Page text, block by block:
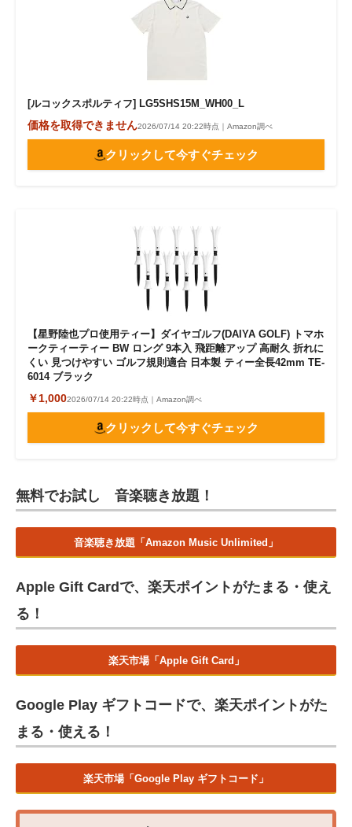
[ルコックスポルティフ] LG5SHS15M_WH00_L
価格を取得できません2026/07/14 20:22時点｜Amazon調べ
クリックして今すぐチェック
【星野陸也プロ使用ティー】ダイヤゴルフ(DAIYA GOLF) トマホ
ークティーティー BW ロング 9本入 飛距離アップ 高耐久 折れに
くい 見つけやすい ゴルフ規則適合 日本製 ティー全長42mm TE-
6014 ブラック
￥1,0002026/07/14 20:22時点｜Amazon調べ
クリックして今すぐチェック
無料でお試し 音楽聴き放題！
音楽聴き放題「Amazon Music Unlimited」
Apple Gift Cardで、楽天ポイントがたまる・使え
る！
楽天市場「Apple Gift Card」
Google Play ギフトコードで、楽天ポイントがた
まる・使える！
楽天市場「Google Play ギフトコード」